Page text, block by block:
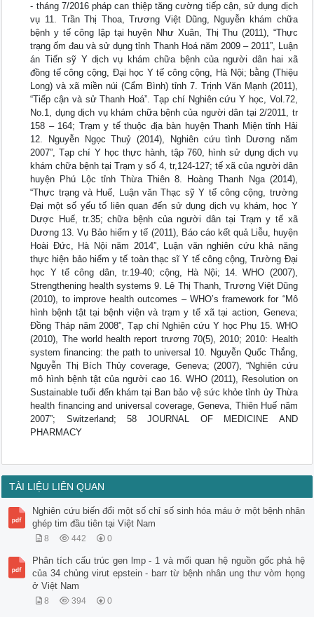
- tháng 7/2016 pháp can thiệp tăng cường tiếp cận, sử dụng dịch
vụ 11. Trần Thị Thoa, Trương Việt Dũng, Nguyễn khám chữa
bệnh y tế công lập tại huyện Như Xuân, Thị Thu (2011), “Thực
trạng ốm đau và sử dụng tỉnh Thanh Hoá năm 2009 – 2011”, Luận
án Tiến sỹ Y dịch vụ khám chữa bệnh của người dân hai xã
đồng tế công cộng, Đại học Y tế công cộng, Hà Nội; bằng (Thiệu
Long) và xã miền núi (Cẩm Bình) tỉnh 7. Trịnh Văn Mạnh (2011),
“Tiếp cận và sử Thanh Hoá”. Tạp chí Nghiên cứu Y học, Vol.72,
No.1, dụng dịch vụ khám chữa bệnh của người dân tại 2/2011, tr
158 – 164; Trạm y tế thuộc địa bàn huyện Thanh Miện tỉnh Hải
12. Nguyễn Ngọc Thuỷ (2014), Nghiên cứu tình Dương năm
2007”, Tạp chí Y học thực hành, tập 760, hình sử dụng dịch vụ
khám chữa bệnh tại Trạm y số 4, tr,124-127; tế xã của người dân
huyện Phú Lộc tỉnh Thừa Thiên 8. Hoàng Thanh Nga (2014),
“Thực trạng và Huế, Luận văn Thạc sỹ Y tế công cộng, trường
Đại một số yếu tố liên quan đến sử dụng dịch vụ khám, học Y
Dược Huế, tr.35; chữa bệnh của người dân tại Trạm y tế xã
Dương 13. Vụ Bảo hiểm y tế (2011), Báo cáo kết quả Liễu, huyện
Hoài Đức, Hà Nội năm 2014”, Luận văn nghiên cứu khả năng
thực hiện bảo hiểm y tế toàn thạc sĩ Y tế công cộng, Trường Đại
học Y tế công dân, tr.19-40; cộng, Hà Nội; 14. WHO (2007),
Strengthening health systems 9. Lê Thị Thanh, Trương Việt Dũng
(2010), to improve health outcomes – WHO’s framework for “Mô
hình bệnh tật tại bệnh viện và trạm y tế xã tại action, Geneva;
Đồng Tháp năm 2008”, Tạp chí Nghiên cứu Y học Phụ 15. WHO
(2010), The world health report trương 70(5), 2010; 2010: Health
system financing: the path to universal 10. Nguyễn Quốc Thắng,
Nguyễn Thị Bích Thủy coverage, Geneva; (2007), “Nghiên cứu
mô hình bệnh tật của người cao 16. WHO (2011), Resolution on
Sustainable tuổi đến khám tại Ban bảo vệ sức khỏe tỉnh ủy Thừa
health financing and universal coverage, Geneva, Thiên Huế năm
2007”; Switzerland; 58 JOURNAL OF MEDICINE AND
PHARMACY
TÀI LIỆU LIÊN QUAN
Nghiên cứu biến đổi một số chỉ số sinh hóa máu ở một bệnh nhân
ghép tim đầu tiên tại Việt Nam
8 442 0
Phân tích cấu trúc gen lmp - 1 và mối quan hệ nguồn gốc phả hệ
của 34 chủng virut epstein - barr từ bệnh nhân ung thư vòm họng
ở Việt Nam
8 394 0